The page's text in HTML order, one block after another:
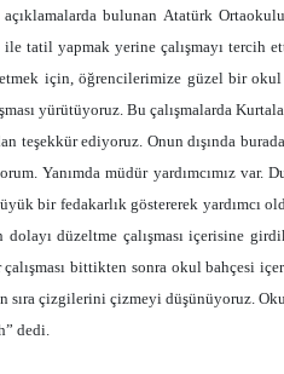
bulunan Atatürk
tatil yapmak yerine çalışmayı tercih
için, öğrencilerimize güzel bir okul
yürütüyoruz. Bu çalışmalarda
ediyoruz. Onun dışında
Yanımda müdür yardımcımız var.
bir fedakarlık göstererek yardımcı
düzeltme çalışması içerisine
bittikten sonra okul bahçesi
sıra çizgilerini çizmeyi düşünüyoruz.
dedi.